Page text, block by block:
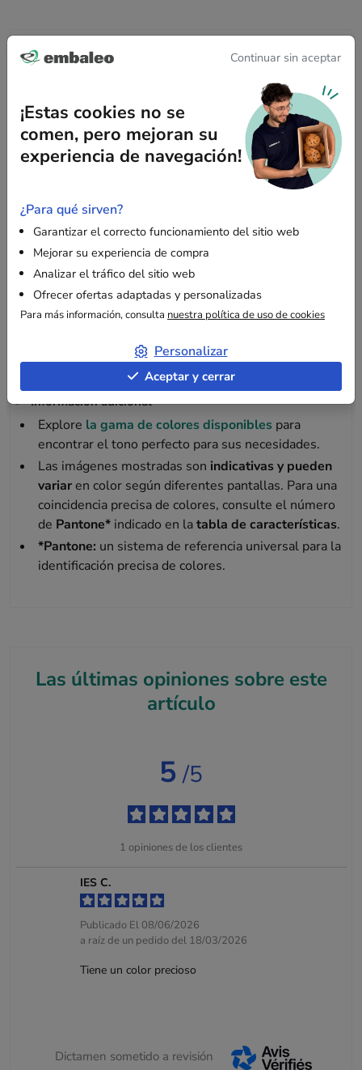
Descripción
¿Cuáles son las ventajas del papel de seda?
Beneficios
Elpapel de seda, también conocido como papel muselina,
, destacando suversatilidad.
sus productos, como
gratamente a sus seres queridos, o incluso para sus
proyectos de manualidades , adaptándose a todas sus
necesidades.
Color
Este papel de seda estátinteado en masa, asegurando un
tiempo, convirtiendo nuestro producto en una elección
duradera para todos sus embalajes.
Información adicional
Explore la gama de colores disponiblespara
encontrar el tono perfecto para sus necesidades.
Las imágenes mostradas son indicativas y pueden
variaren color según diferentes pantallas. Para una
coincidencia precisa de colores, consulte el número
de Pantone*indicado en latabla de características.
*Pantone: un sistema de referencia universal para la
identificación precisa de colores.
Las últimas opiniones sobre este
artículo
5 /5
1 opiniones de los clientes
IES C.
Publicado El 08/06/2026
a raíz de un pedido del 18/03/2026
Tiene un color precioso
Dictamen sometido a revisión
Continuar sin aceptar
¡Estas cookies no se
comen, pero mejoran su
experiencia de navegación!
¿Para qué sirven?
Garantizar el correcto funcionamiento del sitio web
Mejorar su experiencia de compra
Analizar el tráfico del sitio web
Ofrecer ofertas adaptadas y personalizadas
Para más información, consulta nuestra política de uso de cookies
Personalizar
Aceptar y cerrar